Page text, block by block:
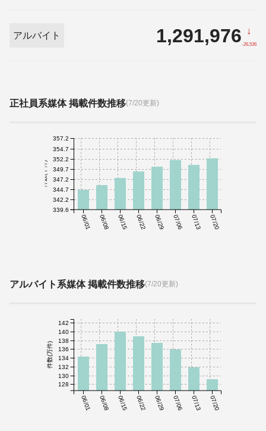
アルバイト 1,291,976 ↓
-26,536
正社員系媒体 掲載件数推移(7/20更新)
06/01 06/08 06/15 06/22 06/29 07/06 07/13 07/20
件数(千件)
339.6
342.2
344.7
347.2
349.7
352.2
354.7
357.2
アルバイト系媒体 掲載件数推移(7/20更新)
06/01 06/08 06/15 06/22 06/29 07/06 07/13 07/20
件数(万件)
128
130
132
134
136
138
140
142